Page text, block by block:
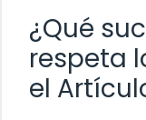
¿Qué
respeta
el